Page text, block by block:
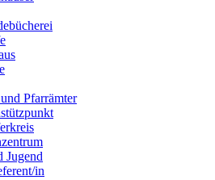
Pfarrämter
Jugend
in